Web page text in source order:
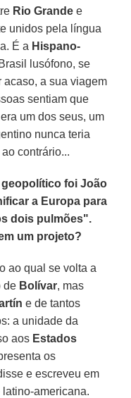
Rio Grande e
unidos pela língua
É a Hispano-
lusófono, se
acaso, a sua viagem
sentiam que
um dos seus, um
nunca teria
contrário...
foi João
a Europa para
dois pulmões".
um projeto?
ao qual se volta a
de Bolívar, mas
e de tantos
a unidade da
aos Estados
os
e escreveu em
americana.